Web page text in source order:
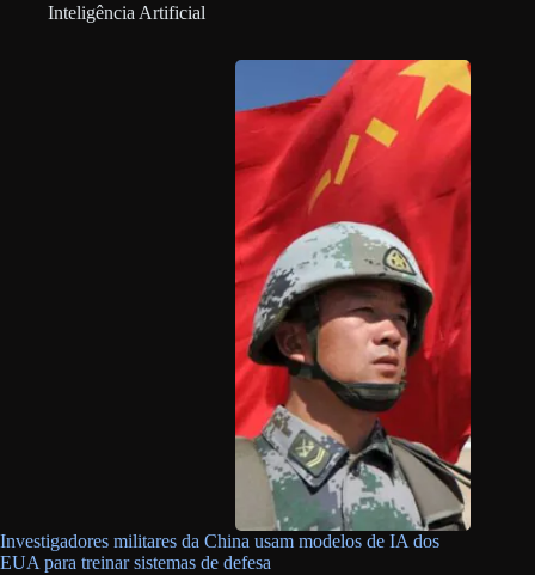
Inteligência Artificial
Investigadores militares da China usam modelos de IA dos
EUA para treinar sistemas de defesa